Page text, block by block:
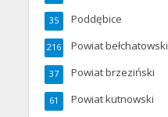
Poddębice
35
Powiat bełchatowski
216
Powiat brzeziński
37
Powiat kutnowski
61